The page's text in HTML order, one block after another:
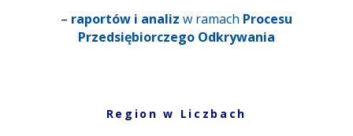
– raportów i analiz w ramach Procesu
Przedsiębiorczego Odkrywania
Region w Liczbach